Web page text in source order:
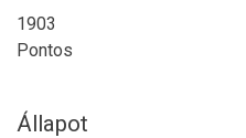
1903
Pontos
Állapot